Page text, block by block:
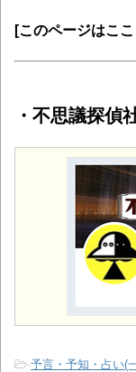
[このページはこ
・不思議探偵
-予言・予知・占い(